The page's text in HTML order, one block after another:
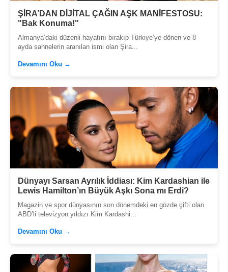
ŞİRA’DAN DİJİTAL ÇAĞIN AŞK MANİFESTOSU:
"Bak Konuma!"
Almanya’daki düzenli hayatını bırakıp Türkiye’ye dönen ve 8
ayda sahnelerin aranılan ismi olan Şira...
Devamını Oku →
Dünyayı Sarsan Ayrılık İddiası: Kim Kardashian ile
Lewis Hamilton’ın Büyük Aşkı Sona mı Erdi?
Magazin ve spor dünyasının son dönemdeki en gözde çifti olan
ABD’li televizyon yıldızı Kim Kardashi...
Devamını Oku →